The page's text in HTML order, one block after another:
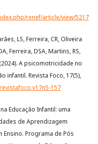
renef/article/view/5217
LS, Ferreira, CR, Oliveira
Ferreira, DSA, Martins, RS,
A psicomotricidade no
infantil. Revista Foco, 17(5),
157
Educação Infantil: uma
de Aprendizagem
Programa de Pós